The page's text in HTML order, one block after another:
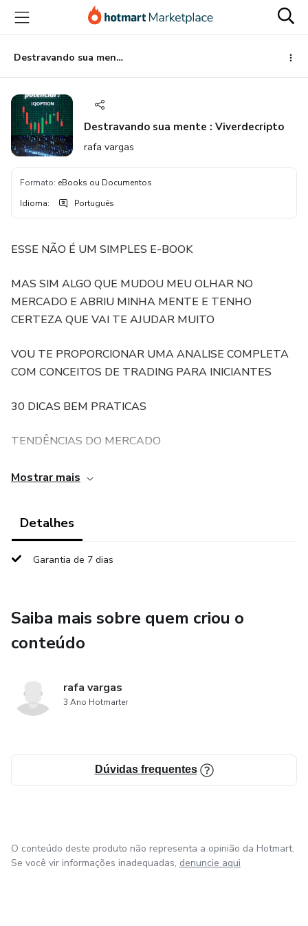
para
conteúdo
principal
para
pagamento
para
rodapé
Destravando sua mente : Viverdecripto
Destravando sua mente : Viverdecripto
rafa vargas
Formato: eBooks ou Documentos
Idioma: Português
ESSE NÃO É UM SIMPLES E-BOOK
MAS SIM ALGO QUE MUDOU MEU OLHAR NO
MERCADO E ABRIU MINHA MENTE E TENHO
CERTEZA QUE VAI TE AJUDAR MUITO
VOU TE PROPORCIONAR UMA ANALISE COMPLETA
COM CONCEITOS DE TRADING PARA INICIANTES
30 DICAS BEM PRATICAS
TENDÊNCIAS DO MERCADO
REGRAS DE GESTÃO DE BANCA
DICAS DE CONFIRMAÇÕES DE ENTRADAS E MUITO
MAISI
DIRETAMENTE COMIGO 24HORAS
CHAMADAS DE VIDEO, ESTUDOS NO GRAFICO
ESTAREI DISPONIVEL PARA TUDO QUE VOCE
PRECISAR !
TERÁ RESULTADOS POSITIVOS OU SEU DINHEIRO É
Mostrar mais
Detalhes
Garantia de 7 dias
Saiba mais sobre quem criou o
conteúdo
rafa vargas
3 Ano Hotmarter
Dúvidas frequentes
O conteúdo deste produto não representa a opinião da Hotmart.
Se você vir informações inadequadas, denuncie aqui